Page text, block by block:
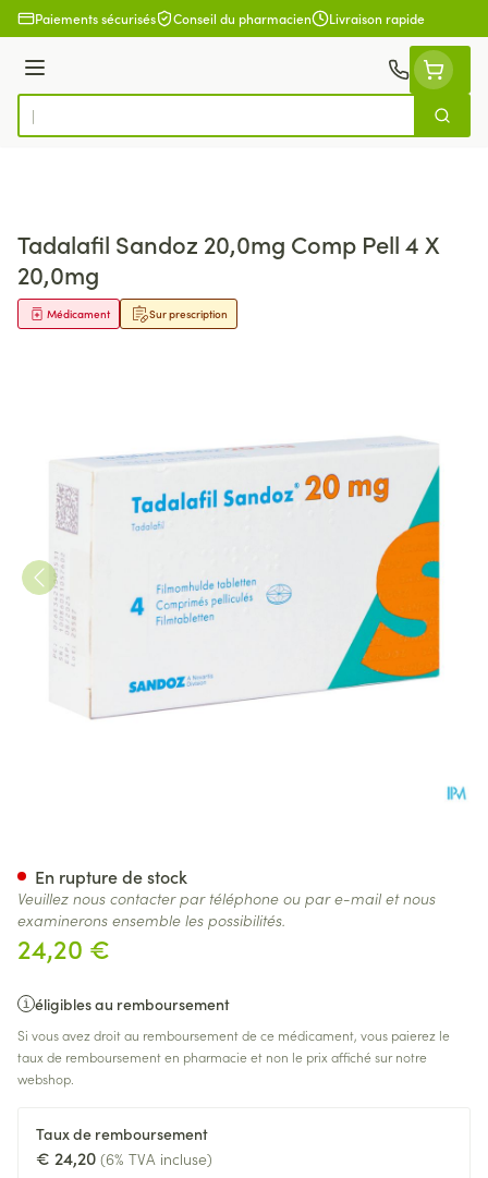
Aller au contenu
Paiements sécurisés Conseil du pharmacien Livraison rapide
Menu
Rechercher
Tadalafil Sandoz 20,0mg Comp Pell 4 X
20,0mg
Sur prescription
Médicament
24,20 €
éligibles au remboursement
Si vous avez droit au remboursement de ce médicament, vous paierez le
taux de remboursement en pharmacie et non le prix affiché sur notre
webshop.
Taux de remboursement
€ 24,20 (6% TVA incluse)
En rupture de stock
Veuillez nous contacter par téléphone ou par e-mail et nous
examinerons ensemble les possibilités.